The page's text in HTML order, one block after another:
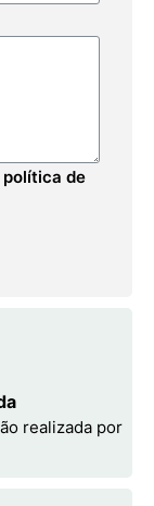
política de
realizada por